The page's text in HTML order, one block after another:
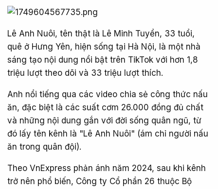
Lê Anh Nuôi, tên thật là Lê Minh Tuyển, 33 tuổi,
quê ở Hưng Yên, hiện sống tại Hà Nội, là một nhà
sáng tạo nội dung nổi bật trên TikTok với hơn 1,8
triệu lượt theo dõi và 33 triệu lượt thích.
Anh nổi tiếng qua các video chia sẻ công thức nấu
ăn, đặc biệt là các suất cơm 26.000 đồng đủ chất
và những nội dung gắn với đời sống quân ngũ, từ
đó lấy tên kênh là "Lê Anh Nuôi" (ám chỉ người nấu
ăn trong quân đội).
Theo VnExpress phản ánh năm 2024, sau khi kênh
trở nên phổ biến, Công ty Cổ phần 26 thuộc Bộ